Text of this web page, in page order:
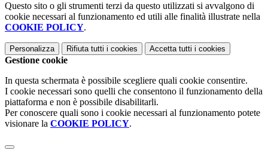
Questo sito o gli strumenti terzi da questo utilizzati si avvalgono di
cookie necessari al funzionamento ed utili alle finalità illustrate nella
COOKIE POLICY.
Personalizza Rifiuta tutti i cookies Accetta tutti i cookies
Gestione cookie
In questa schermata è possibile scegliere quali cookie consentire.
I cookie necessari sono quelli che consentono il funzionamento della
piattaforma e non è possibile disabilitarli.
Per conoscere quali sono i cookie necessari al funzionamento potete
visionare la COOKIE POLICY.